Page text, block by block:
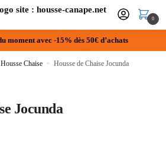
0
moment avec -15% dès 50€ d’achats
Housse Chaise » Housse de Chaise Jocunda
Jocunda